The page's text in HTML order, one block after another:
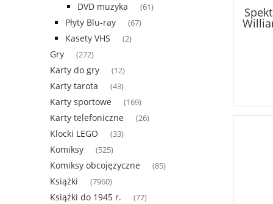
DVD muzyka (61)
Płyty Blu-ray (67)
Kasety VHS (2)
Gry (272)
Karty do gry (12)
Karty tarota (43)
Karty sportowe (169)
Karty telefoniczne (26)
Klocki LEGO (33)
Komiksy (525)
Komiksy obcojęzyczne (85)
Książki (7960)
Książki do 1945 r. (77)